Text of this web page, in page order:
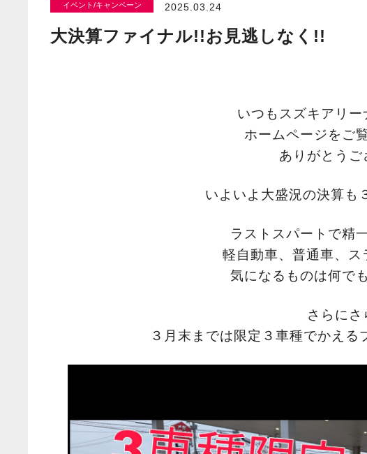
イベント/キャンペーン 2025.03.24
大決算ファイナル!!お見逃しなく!!
いつもスズキアリ
ホームページをご
ありがとうご
いよいよ大盛況の決算も
ラストスパートで精
軽自動車、普通車、
気になるものは何で
さらにさ
３月末までは限定３車種でかえる